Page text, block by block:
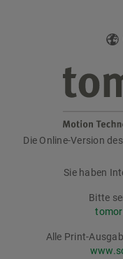
Die Online-Version
Sie haben
Bitte
Alle Print-